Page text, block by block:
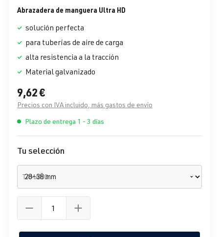
Abrazadera de manguera Ultra HD
solución perfecta
para tuberías de aire de carga
alta resistencia a la tracción
Material galvanizado
9,62 €
Precios con IVA incluido, más gastos de envío
Plazo de entrega 1 - 3 días
Tu selección
TAMAÑO